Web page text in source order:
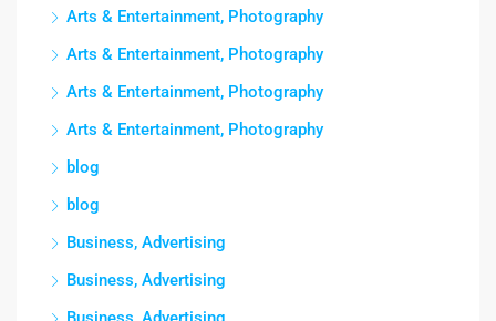
Arts & Entertainment, Photography
Arts & Entertainment, Photography
Arts & Entertainment, Photography
Arts & Entertainment, Photography
blog
blog
Business, Advertising
Business, Advertising